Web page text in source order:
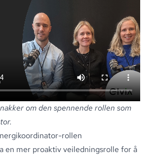
om den spennende rollen som
.
rollen
en mer proaktiv veiledningsrolle for å